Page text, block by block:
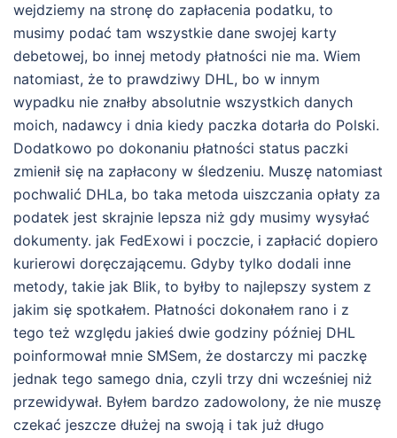
wejdziemy na stronę do zapłacenia podatku, to
musimy podać tam wszystkie dane swojej karty
debetowej, bo innej metody płatności nie ma. Wiem
natomiast, że to prawdziwy DHL, bo w innym
wypadku nie znałby absolutnie wszystkich danych
moich, nadawcy i dnia kiedy paczka dotarła do Polski.
Dodatkowo po dokonaniu płatności status paczki
zmienił się na zapłacony w śledzeniu. Muszę natomiast
pochwalić DHLa, bo taka metoda uiszczania opłaty za
podatek jest skrajnie lepsza niż gdy musimy wysyłać
dokumenty. jak FedExowi i poczcie, i zapłacić dopiero
kurierowi doręczającemu. Gdyby tylko dodali inne
metody, takie jak Blik, to byłby to najlepszy system z
jakim się spotkałem. Płatności dokonałem rano i z
tego też względu jakieś dwie godziny później DHL
poinformował mnie SMSem, że dostarczy mi paczkę
jednak tego samego dnia, czyli trzy dni wcześniej niż
przewidywał. Byłem bardzo zadowolony, że nie muszę
czekać jeszcze dłużej na swoją i tak już długo